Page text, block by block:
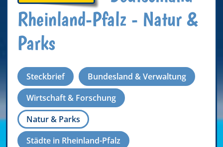
Rheinland-Pfalz - Natur &
Parks
Steckbrief
Bundesland & Verwaltung
Wirtschaft & Forschung
Natur & Parks
Städte in Rheinland-Pfalz